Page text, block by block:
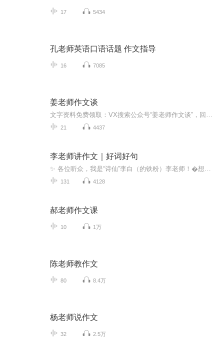
17 5434
孔老师英语口语话题 作文指导
16 7085
姜老师作文谈
21 4437
李老师讲作文｜好词好句
131 4128
郝老师作文课
10 1万
陈老师教作文
80 8.4万
杨老师说作文
32 2.5万